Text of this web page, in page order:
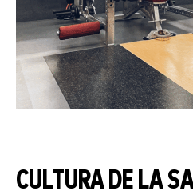
CULTURA DE LA